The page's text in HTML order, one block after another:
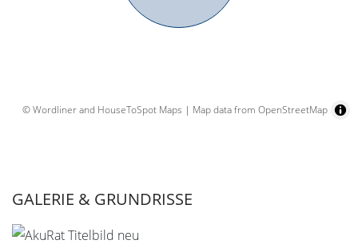
© Wordliner and HouseToSpot Maps | Map data from OpenStreetMap
GALERIE & GRUNDRISSE